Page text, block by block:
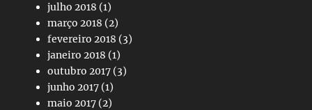
julho 2018 (1)
março 2018 (2)
fevereiro 2018 (3)
janeiro 2018 (1)
outubro 2017 (3)
junho 2017 (1)
maio 2017 (2)